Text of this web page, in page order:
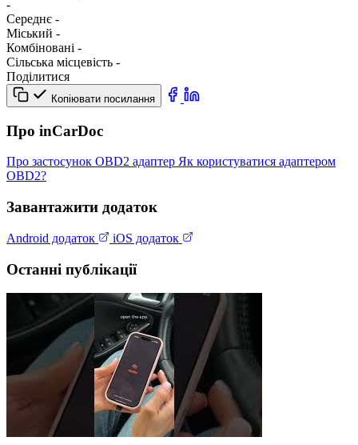
-
Середнє -
Міський -
Комбіновані -
Сільська місцевість -
Поділитися
Копіювати посилання
Про inCarDoc
Про застосунок OBD2 адаптер Як користуватися адаптером
OBD2?
Завантажити додаток
Android додаток iOS додаток
Останні публікації